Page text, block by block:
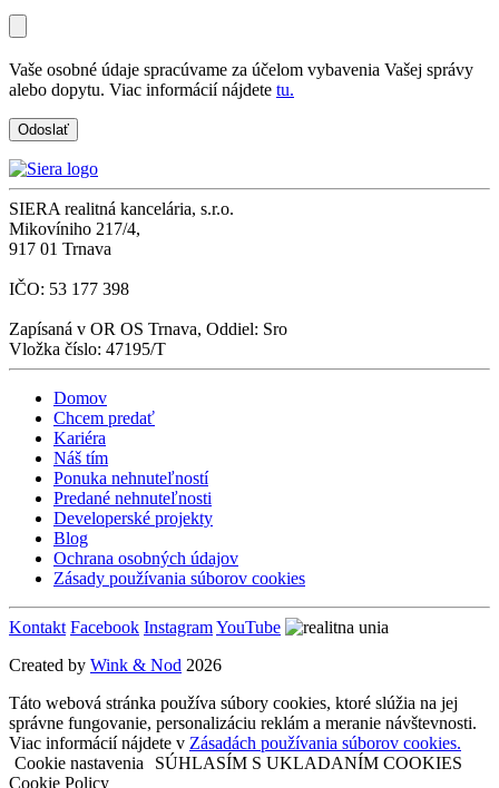
Vaše osobné údaje spracúvame za účelom vybavenia Vašej správy
alebo dopytu. Viac informácií nájdete tu.
SIERA realitná kancelária, s.r.o.
Mikovíniho 217/4,
917 01 Trnava
IČO: 53 177 398
Zapísaná v OR OS Trnava, Oddiel: Sro
Vložka číslo: 47195/T
Domov
Chcem predať
Kariéra
Náš tím
Ponuka nehnuteľností
Predané nehnuteľnosti
Developerské projekty
Blog
Ochrana osobných údajov
Zásady používania súborov cookies
Kontakt Facebook InstagramYouTube
Created by Wink & Nod 2026
Táto webová stránka používa súbory cookies, ktoré slúžia na jej
správne fungovanie, personalizáciu reklám a meranie návštevnosti.
Viac informácií nájdete v Zásadách používania súborov cookies.
Cookie nastavenia
SÚHLASÍM S UKLADANÍM COOKIES
Cookie Policy